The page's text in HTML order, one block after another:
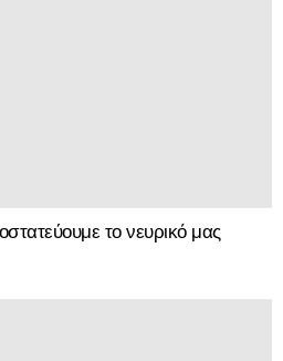
το νευρικό μας